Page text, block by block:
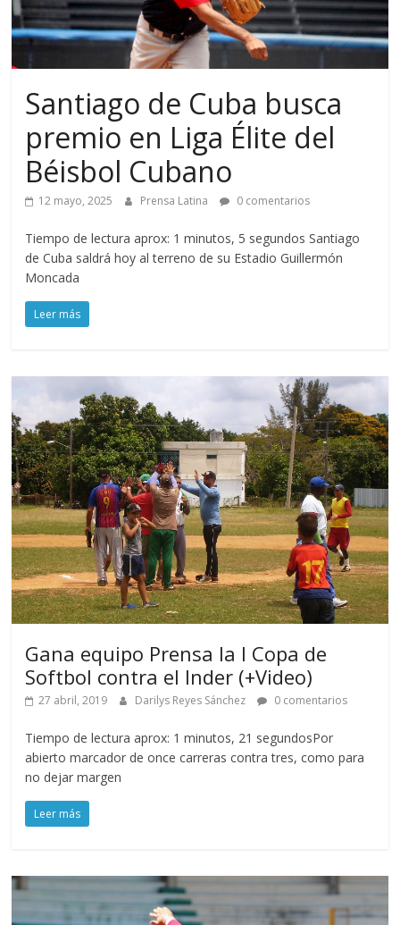
Santiago de Cuba busca
premio en Liga Élite del
Béisbol Cubano
12 mayo, 2025 Prensa Latina 0 comentarios
Tiempo de lectura aprox: 1 minutos, 5 segundos Santiago
de Cuba saldrá hoy al terreno de su Estadio Guillermón
Moncada
Leer más
Gana equipo Prensa la I Copa de
Softbol contra el Inder (+Video)
27 abril, 2019 Darilys Reyes Sánchez 0 comentarios
Tiempo de lectura aprox: 1 minutos, 21 segundosPor
abierto marcador de once carreras contra tres, como para
no dejar margen
Leer más